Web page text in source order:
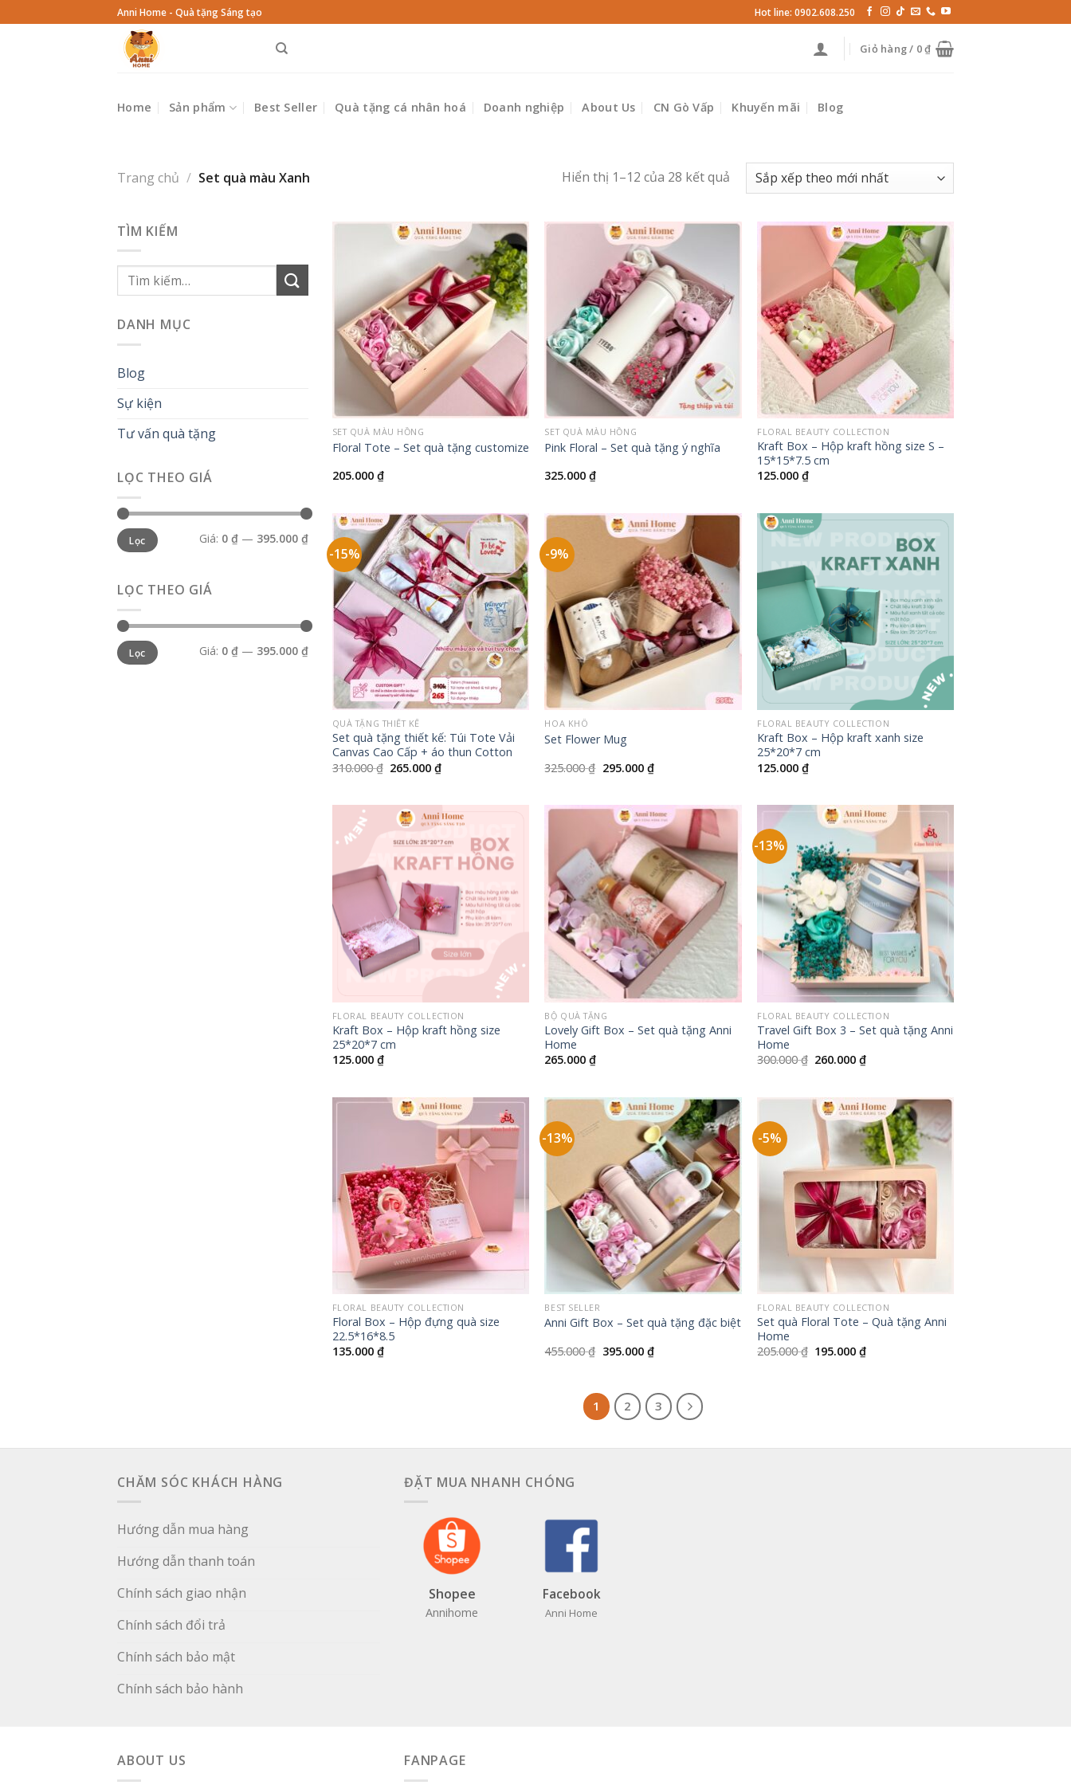
to
Anni Home - Quà tặng Sáng tạo Hot line: 0902.608.250
Giỏ hàng / 0₫
Home Sản phẩm Best Seller Quà tặng cá nhân hoá Doanh nghiệp About Us CN Gò Vấp Khuyến mãi Blog
Trang chủ / Set quà màu Xanh Hiển thị 1–12 của 28 kết quả
TÌM KIẾM
Tìm
kiếm:
DANH MỤC
Blog
Sự kiện
Tư vấn quà tặng
LỌC THEO GIÁ
Giá
tối
thiểu
Giá
tối
đa
Lọc Giá: 0 ₫ — 395.000 ₫
LỌC THEO GIÁ
Giá
tối
thiểu
Giá
tối
đa
Lọc Giá: 0 ₫ — 395.000 ₫
SET QUÀ MÀU HỒNG
Floral Tote – Set quà tặng customize
205.000 ₫
SET QUÀ MÀU HỒNG
Pink Floral – Set quà tặng ý nghĩa
325.000₫
+
FLORAL BEAUTY COLLECTION
Kraft Box – Hộp kraft hồng size S –
15*15*7.5 cm
125.000₫
-15%
+
QUÀ TẶNG THIẾT KẾ
Set quà tặng thiết kế: Túi Tote Vải
Canvas Cao Cấp + áo thun Cotton
310.000₫ Giá
265.000₫Giá
265.000 ₫.
-9%
+
HOA KHÔ
Set Flower Mug
325.000₫ Giá
295.000 ₫Giá
hiện
295.000 ₫.
+
FLORAL BEAUTY COLLECTION
Kraft Box – Hộp kraft xanh size
25*20*7 cm
125.000₫
FLORAL BEAUTY COLLECTION
Kraft Box – Hộp kraft hồng size
25*20*7 cm
125.000 ₫
BỘ QUÀ TẶNG
Lovely Gift Box – Set quà tặng Anni
Home
265.000₫
-13%
FLORAL BEAUTY COLLECTION
Travel Gift Box 3 – Set quà tặng Anni
Home
300.000₫ Giá
260.000₫Giá
260.000 ₫.
+
FLORAL BEAUTY COLLECTION
Floral Box – Hộp đựng quà size
22.5*16*8.5
135.000 ₫
-13%
BEST SELLER
Anni Gift Box – Set quà tặng đặc biệt
455.000₫ Giá
395.000 ₫Giá
hiện
395.000 ₫.
-5%
FLORAL BEAUTY COLLECTION
Set quà Floral Tote – Quà tặng Anni
Home
205.000₫ Giá
195.000₫Giá
1 2 3
CHĂM SÓC KHÁCH HÀNG
Hướng dẫn mua hàng
Hướng dẫn thanh toán
Chính sách giao nhận
Chính sách đổi trả
Chính sách bảo mật
Chính sách bảo hành
ĐẶT MUA NHANH CHÓNG
Shopee
Annihome
Facebook
Anni Home
ABOUT US FANPAGE